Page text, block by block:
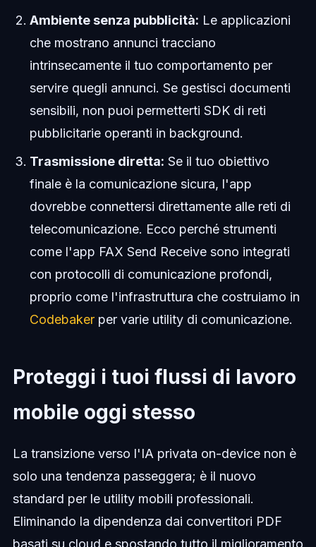
Ambiente senza pubblicità: Le applicazioni
che mostrano annunci tracciano
intrinsecamente il tuo comportamento per
servire quegli annunci. Se gestisci documenti
sensibili, non puoi permetterti SDK di reti
pubblicitarie operanti in background.
Trasmissione diretta: Se il tuo obiettivo
finale è la comunicazione sicura, l'app
dovrebbe connettersi direttamente alle reti di
telecomunicazione. Ecco perché strumenti
come l'app FAX Send Receive sono integrati
con protocolli di comunicazione profondi,
proprio come l'infrastruttura che costruiamo in
Codebakerper varie utility di comunicazione.
Proteggi i tuoi flussi di lavoro
mobile oggi stesso
La transizione verso l'IA privata on-device non è
solo una tendenza passeggera; è il nuovo
standard per le utility mobili professionali.
Eliminando la dipendenza dai convertitori PDF
basati su cloud e spostando tutto il miglioramento